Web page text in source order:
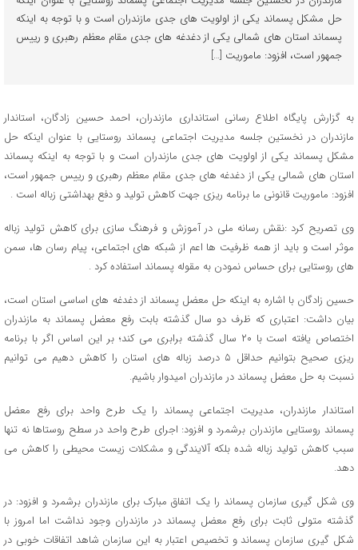
حل مشکل پسماند یکی از اولویت های جدی مازندران است و با توجه به اینکه
پسماند استان های شمالی یکی از دغدغه های جدی مقام معظم رهبری و رییس
جمهور است، افزود: ماموریت […]
به گزارش پایگاه اطلاع رسانی استانداری مازندران، احمد حسین زادگان، استاندار
مازندران در نخستین جلسه مدیریت اجتماعی پسماند روستایی با عنوان اینکه حل
مشکل پسماند یکی از اولویت های جدی مازندران است و با توجه به اینکه پسماند
استان های شمالی یکی از دغدغه های جدی مقام معظم رهبری و رییس جمهور است،
افزود: ماموریت قانونی ما برنامه ریزی جهت کاهش تولید و دفع بهداشتی زباله است .
وی تصریح کرد :نقش رسانه ملی در آموزش و فرهنگ سازی برای کاهش تولید زباله
موثر است و باید از همه ظرفیت ها اعم از شبکه های اجتماعی، پیام رسان ها، سمن
های روستایی برای حساس نمودن به مقوله پسماند استفاده کرد .
حسین زادگان با اشاره به اینکه حل معضل پسماند از دغدغه های اساسی استان است،
بیان داشت: اعتباری که ظرف دو سال گذشته بابت رفع معضل پسماند به مازندران
اختصاص یافته است با ۲۰ سال گذشته برابری می کند؛ بر این اساس اگر با برنامه
ریزی صحیح بتوانیم حداقل ۵ درصد زباله های استان را کاهش دهیم می توانیم
نسبت به حل معضل پسماند در مازندران امیدوار باشیم.
استاندار مازندران، مدیریت اجتماعی پسماند را یک طرح واحد برای رفع معضل
پسماند روستایی مازندران برشمرد و افزود: اجرای طرح واحد در سطح روستاها نه تنها
سبب کاهش تولید زباله شده بلکه آلایندگی و مشکلات زیست محیطی را کاهش می
دهد.
وی شکل گیری سازمان پسماند را یک اتفاق مبارک برای مازندران برشمرد و افزود: در
گذشته متولی ثابت برای رفع معضل پسماند در مازندران وجود نداشت اما امروز با
شکل گیری سازمان پسماند و تخصیص اعتبار به این سازمان شاهد اتفاقات خوبی در